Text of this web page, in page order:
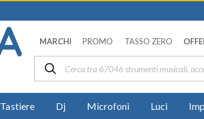
MARCHI PROMO TASSO ZERO
Tastiere Dj Microfoni Luci